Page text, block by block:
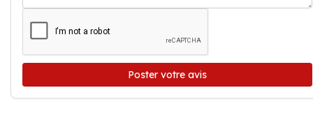
Poster votre avis